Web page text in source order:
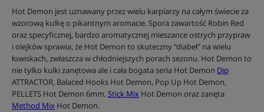
Hot Demon jest uznawany przez wielu karpiarzy na całym świecie za
wzorową kulkę o pikantnym aromacie. Spora zawartość Robin Red
oraz specyficznej, bardzo aromatycznej mieszance ostrych przypraw
i olejków sprawia, że Hot Demon to skuteczny "diabeł" na wielu
łowiskach, zwłaszcza w chłodniejszych porach sezonu. Hot Demon to
nie tylko kulki zanętowa ale i cała bogata seria Hot Demon Dip
ATTRACTOR, Balaced Hooks Hot Demon, Pop Up Hot Demon,
PELLETS Hot Demon 6mm,Stick Mix Hot Demon oraz zanęta
Method Mix Hot Demon.